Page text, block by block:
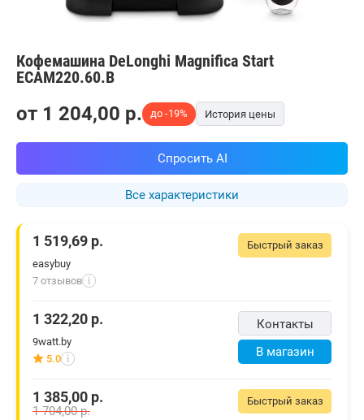
Кофемашина DeLonghi Magnifica Start
ECAM220.60.B
Все характеристики
от 1 204,00 p. до -19% История цены
Спросить AI
Быстрый заказ
1 519,69 р.
easybuy
7 отзывов i
Контакты
В магазин
1 322,20 р.
9watt.by
5.0 i
Быстрый заказ
1 385,00 р.
1 704,00р.